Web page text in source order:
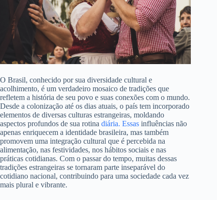
O Brasil, conhecido por sua diversidade cultural e
acolhimento, é um verdadeiro mosaico de tradições que
refletem a história de seu povo e suas conexões com o mundo.
Desde a colonização até os dias atuais, o país tem incorporado
elementos de diversas culturas estrangeiras, moldando
aspectos profundos de sua rotina diária. Essas influências não
apenas enriquecem a identidade brasileira, mas também
promovem uma integração cultural que é percebida na
alimentação, nas festividades, nos hábitos sociais e nas
práticas cotidianas. Com o passar do tempo, muitas dessas
tradições estrangeiras se tornaram parte inseparável do
cotidiano nacional, contribuindo para uma sociedade cada vez
mais plural e vibrante.